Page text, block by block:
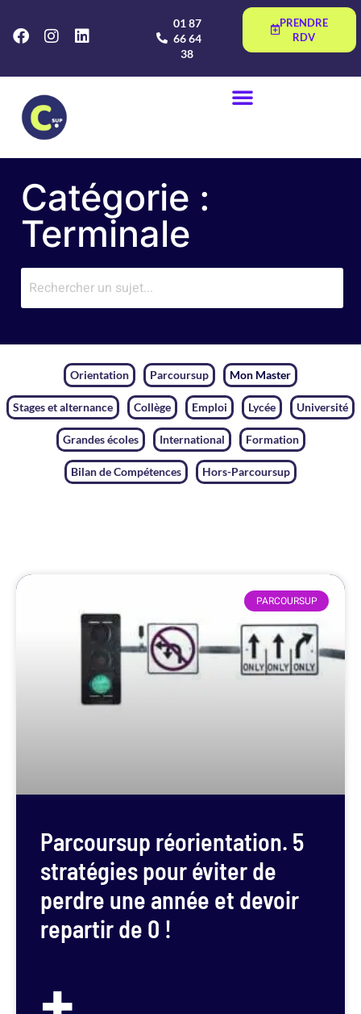
01 87
66 64
38
PRENDRE
RDV
Catégorie :
Terminale
Orientation Parcoursup Mon Master
Stages et alternance Collège Emploi Lycée Université
Grandes écoles International Formation
Bilan de Compétences Hors-Parcoursup
PARCOURSUP
Parcoursup réorientation. 5
stratégies pour éviter de
perdre une année et devoir
repartir de 0 !